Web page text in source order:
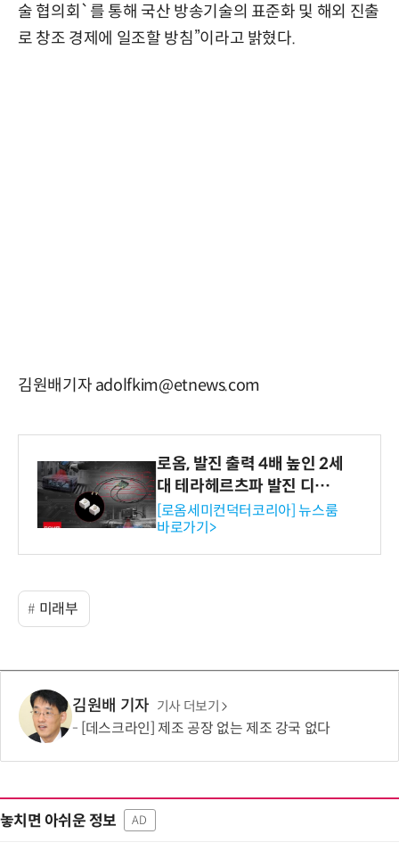
술 협의회`를 통해 국산 방송기술의 표준화 및 해외 진출
로 창조 경제에 일조할 방침”이라고 밝혔다.
김원배기자 adolfkim@etnews.com
로옴, 발진 출력 4배 높인 2세
대 테라헤르츠파 발진 디바이
스 개발
[로옴세미컨덕터코리아] 뉴스룸
바로가기>
미래부
김원배 기자 기사 더보기
[데스크라인] 제조 공장 없는 제조 강국 없다
놓치면 아쉬운 정보 AD